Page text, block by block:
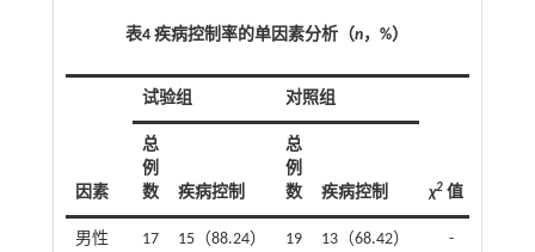
表4 疾病控制率的单因素分析（n，%）
因素
试验组 对照组
χ2 值
总
例
数
疾病控制
总
例
数
疾病控制
男性 17 15（88.24） 19 13（68.42） -